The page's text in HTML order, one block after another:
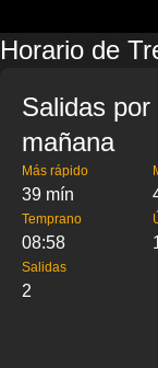
Horario de
Salidas por
mañana
Más rápido
39 mín
Temprano
08:58
Salidas
2